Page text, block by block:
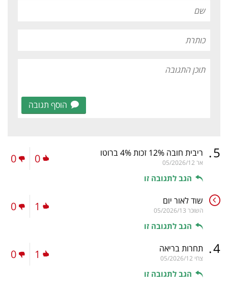
הוסף תגובה
5
. ריבית חובה 12% זכות 4% ברוטו
אר 05/2026/12
הגב לתגובה זו
0
0
שוד לאור יום
השוכר 05/2026/13
הגב לתגובה זו
1
0
4
. תחרות בריאה
צחי 05/2026/12
הגב לתגובה זו
1
0